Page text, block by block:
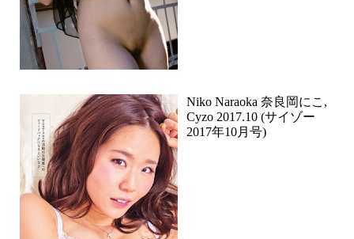
Niko Naraoka 奈良岡にこ,
Cyzo 2017.10 (サイゾー
2017年10月号)